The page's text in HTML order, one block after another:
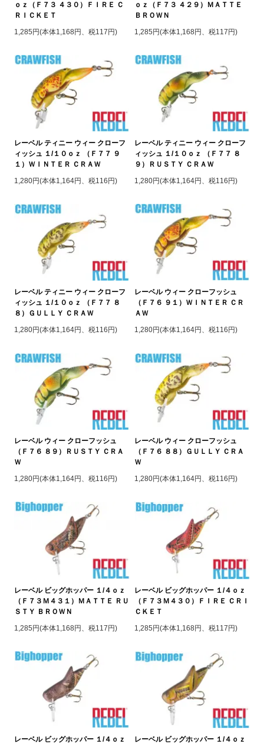
ｏｚ（Ｆ７３ ４３０）ＦＩＲＥ Ｃ
ＲＩＣＫＥＴ
1,285円(本体1,168円、税117円)
ｏｚ（Ｆ７３ ４２９）ＭＡＴＴＥ
ＢＲＯＷＮ
1,285円(本体1,168円、税117円)
レーベル ティニー ウィー クローフ
ィッシュ １/１０ｏｚ （Ｆ７７ ９
１）ＷＩＮＴＥＲ ＣＲＡＷ
1,280円(本体1,164円、税116円)
レーベル ティニー ウィー クローフ
ィッシュ １/１０ｏｚ （Ｆ７７ ８
９）ＲＵＳＴＹ ＣＲＡＷ
1,280円(本体1,164円、税116円)
レーベル ティニー ウィー クローフ
ィッシュ １/１０ｏｚ （Ｆ７７ ８
８）ＧＵＬＬＹ ＣＲＡＷ
1,280円(本体1,164円、税116円)
レーベル ウィー クローフッシュ
（Ｆ７６ ９１）ＷＩＮＴＥＲ ＣＲ
ＡＷ
1,280円(本体1,164円、税116円)
レーベル ウィー クローフッシュ
（Ｆ７６ ８９）ＲＵＳＴＹ ＣＲＡ
Ｗ
1,280円(本体1,164円、税116円)
レーベル ウィー クローフッシュ
（Ｆ７６ ８８）ＧＵＬＬＹ ＣＲＡ
Ｗ
1,280円(本体1,164円、税116円)
レーベル ビッグホッパー １/４ｏｚ
（Ｆ７３Ｍ４３１）ＭＡＴＴＥ ＲＵ
ＳＴＹ ＢＲＯＷＮ
1,285円(本体1,168円、税117円)
レーベル ビッグホッパー １/４ｏｚ
（Ｆ７３Ｍ４３０）ＦＩＲＥ ＣＲＩ
ＣＫＥＴ
1,285円(本体1,168円、税117円)
レーベル ビッグホッパー １/４ｏｚ
レーベル ビッグホッパー １/４ｏｚ